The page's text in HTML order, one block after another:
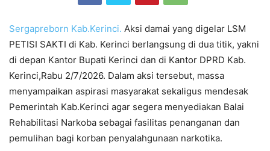
Sergapreborn Kab.Kerinci. Aksi damai yang digelar LSM
PETISI SAKTI di Kab. Kerinci berlangsung di dua titik, yakni
di depan Kantor Bupati Kerinci dan di Kantor DPRD Kab.
Kerinci,Rabu 2/7/2026. Dalam aksi tersebut, massa
menyampaikan aspirasi masyarakat sekaligus mendesak
Pemerintah Kab.Kerinci agar segera menyediakan Balai
Rehabilitasi Narkoba sebagai fasilitas penanganan dan
pemulihan bagi korban penyalahgunaan narkotika.